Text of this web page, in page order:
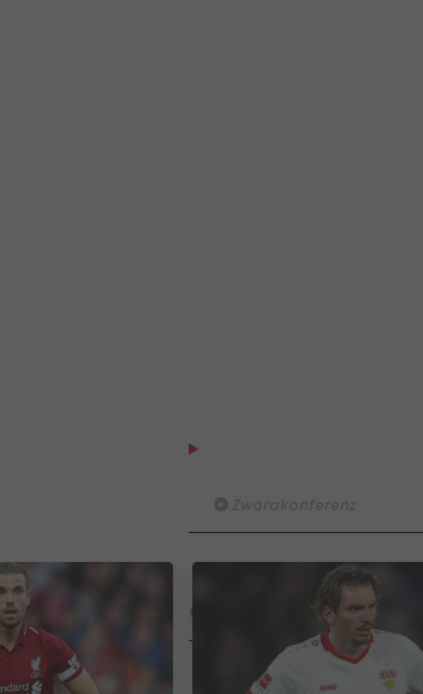
Am Stammtisch bei Andy
I schau a #LigaZWA - Die
Runde)